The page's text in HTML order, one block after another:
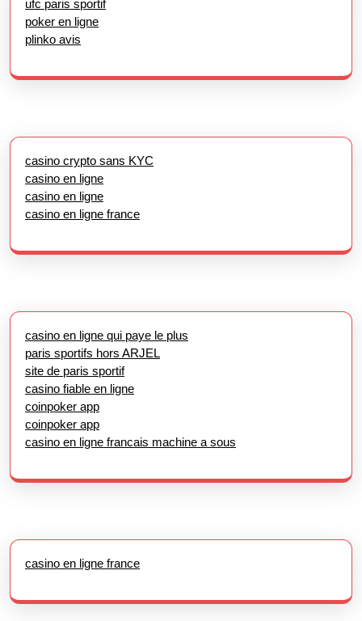
ufc paris sportif
poker en ligne
plinko avis
casino crypto sans KYC
casino en ligne
casino en ligne
casino en ligne france
casino en ligne qui paye le plus
paris sportifs hors ARJEL
site de paris sportif
casino fiable en ligne
coinpoker app
coinpoker app
casino en ligne francais machine a sous
casino en ligne france